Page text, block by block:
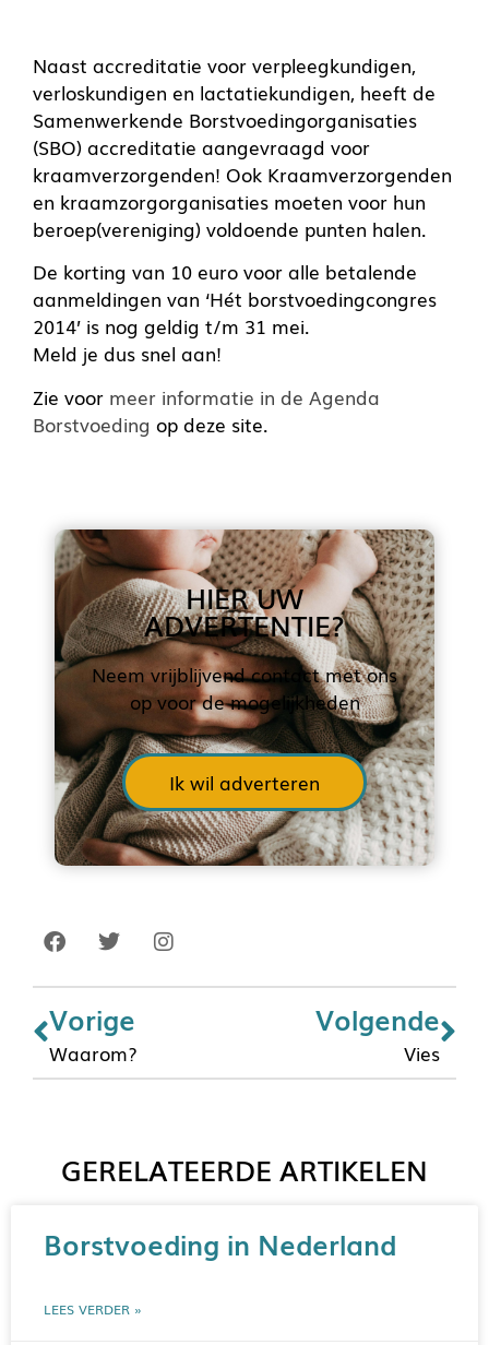
Naast accreditatie voor verpleegkundigen,
verloskundigen en lactatiekundigen, heeft de
Samenwerkende Borstvoedingorganisaties
(SBO) accreditatie aangevraagd voor
kraamverzorgenden! Ook Kraamverzorgenden
en kraamzorgorganisaties moeten voor hun
beroep(vereniging) voldoende punten halen.
De korting van 10 euro voor alle betalende
aanmeldingen van ‘Hét borstvoedingcongres
2014’ is nog geldig t/m 31 mei.
Meld je dus snel aan!
Zie voor meer informatie in de Agenda
Borstvoeding op deze site.
HIER UW
ADVERTENTIE?
Neem vrijblijvend contact met ons
op voor de mogelijkheden
Ik wil adverteren
Vorige
Waarom?
Volgende
Vies
GERELATEERDE ARTIKELEN
Borstvoeding in Nederland
LEES VERDER »